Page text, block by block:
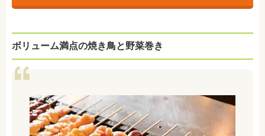
ボリューム満点の焼き鳥と野菜巻き